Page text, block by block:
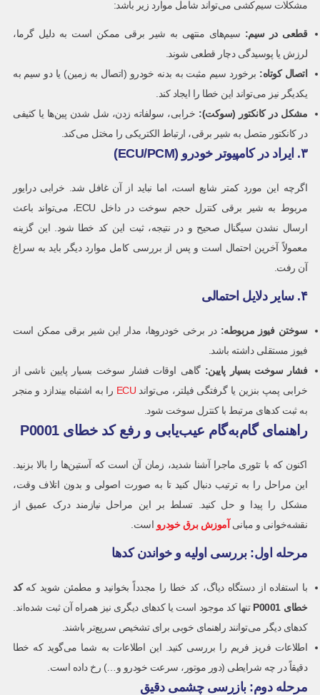
مشکلات سیم‌کشی می‌تواند شامل موارد زیر باشد:
قطعی در سیم: سیم‌های منتهی به شیر برقی ممکن است به دلیل گرما،
لرزش یا پوسیدگی دچار قطعی شوند.
اتصال کوتاه: برخورد سیم مثبت به بدنه خودرو (اتصال به زمین) یا دو سیم به
یکدیگر نیز می‌تواند این خطا را ایجاد کند.
مشکل در کانکتور (سوکت): خرابی، سولفاته زدن، شل شدن پین‌ها یا کثیفی
در کانکتور متصل به شیر برقی، ارتباط الکتریکی را مختل می‌کند.
۳. ایراد در کامپیوتر خودرو (ECU/PCM)
اگرچه این مورد کمتر شایع است، اما نباید از آن غافل شد. خرابی درایور
مربوط به شیر برقی کنترل حجم سوخت در داخل ECU، می‌تواند باعث
ارسال نشدن سیگنال صحیح و در نتیجه، ثبت این کد خطا شود. این گزینه
معمولاً آخرین احتمال است و پس از بررسی کامل موارد دیگر باید به سراغ
آن رفت.
۴. سایر دلایل احتمالی
سوختن فیوز مربوطه: در برخی خودروها، مدار این شیر برقی ممکن است
فیوز مستقلی داشته باشد.
فشار سوخت بسیار پایین: گاهی اوقات فشار سوخت بسیار پایین ناشی از
خرابی پمپ بنزین یا گرفتگی فیلتر، می‌تواند ECU را به اشتباه بیندازد و منجر
به ثبت کدهای مرتبط با کنترل سوخت شود.
راهنمای گام‌به‌گام عیب‌یابی و رفع کد خطای P0001
اکنون که با تئوری ماجرا آشنا شدید، زمان آن است که آستین‌ها را بالا بزنید.
این مراحل را به ترتیب دنبال کنید تا به صورت اصولی و بدون اتلاف وقت،
مشکل را پیدا و حل کنید. تسلط بر این مراحل نیازمند درک عمیق از
نقشه‌خوانی و مبانی آموزش برق خودرو است.
مرحله اول: بررسی اولیه و خواندن کدها
با استفاده از دستگاه دیاگ، کد خطا را مجدداً بخوانید و مطمئن شوید کهکد
خطایP0001 تنها کد موجود است یا کدهای دیگری نیز همراه آن ثبت شده‌اند.
کدهای دیگر می‌توانند راهنمای خوبی برای تشخیص سریع‌تر باشند.
اطلاعات فریز فریم را بررسی کنید. این اطلاعات به شما می‌گوید که خطا
دقیقاً در چه شرایطی (دور موتور، سرعت خودرو و…) رخ داده است.
مرحله دوم: بازرسی چشمی دقیق